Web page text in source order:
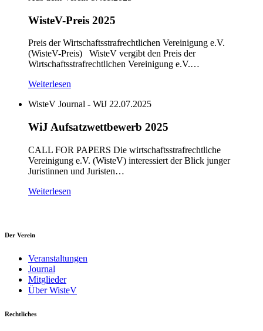
WisteV-Preis 2025
Preis der Wirtschaftsstrafrechtlichen Vereinigung e.V.
(WisteV-Preis) WisteV vergibt den Preis der
Wirtschaftsstrafrechtlichen Vereinigung e.V.…
Weiterlesen
WisteV Journal - WiJ 22.07.2025
WiJ Aufsatzwettbewerb 2025
CALL FOR PAPERS Die wirtschaftsstrafrechtliche
Vereinigung e.V. (WisteV) interessiert der Blick junger
Juristinnen und Juristen…
Weiterlesen
Der Verein
Veranstaltungen
Journal
Mitglieder
Über WisteV
Rechtliches